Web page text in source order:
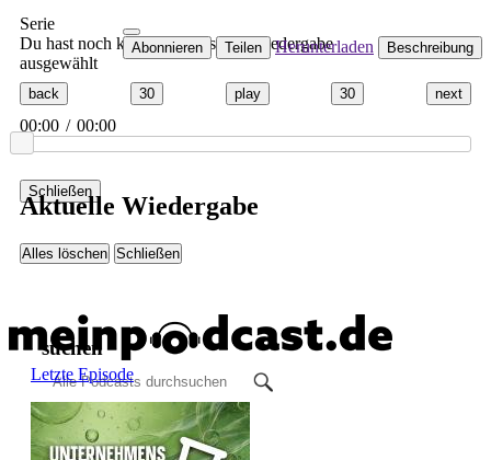
Serie
Du hast noch keinen Podcast zur Wiedergabe
ausgewählt
back 30 play 30 next
00:00 / 00:00
Abonnieren Teilen Herunterladen Beschreibung
Schließen
Aktuelle Wiedergabe
Alles löschen Schließen
suchen
anzeigen
Letzte Episode